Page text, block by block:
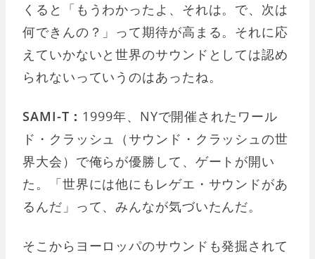
くると「もうわかったよ、それは。で、次は
何できんの？」って期待が高まる。それに応
えていかないと世界のサウンドとしては認め
られないっていうのはあったね。
SAMI-T： 1999年、NYで開催されたワール
ド・クラッシュ（サウンド・クラッシュの世
界大会）で俺らが優勝して、ゲートが開い
た。「世界には他にもレゲエ・サウンドがあ
るんだ」って、みんなが気づいたんだ。
そこからヨーロッパのサウンドも発掘されて